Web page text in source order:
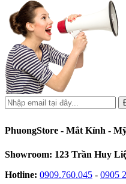
PhuongStore - Mắt Kính -
Showroom: 123 Trần Huy
Hotline: 0909.760.045 - 0905